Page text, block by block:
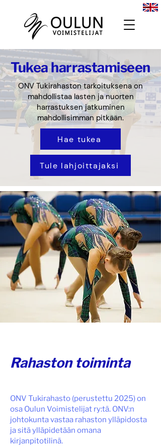
Tukea harrastamiseen
ONV Tukirahaston tarkoituksena on
mahdollistaa lasten ja nuorten
harrastuksen jatkuminen
mahdollisimman pitkään.
Hae tukea
Tule lahjoittajaksi
Rahaston toiminta
ONV Tukirahasto (perustettu 2025) on
osa Oulun Voimistelijat ry:tä. ONV:n
johtokunta vastaa rahaston ylläpidosta
ja sitä ylläpidetään omana
kirjanpitotilinä.